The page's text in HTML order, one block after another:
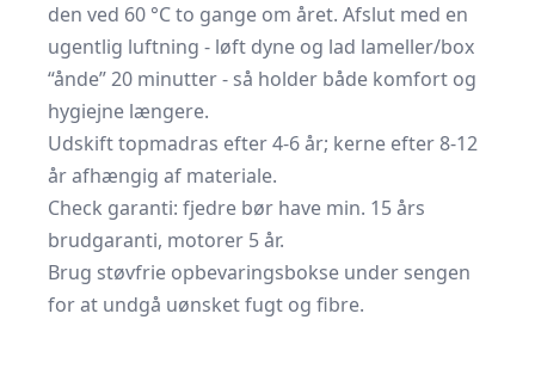
den ved 60 °C to gange om året. Afslut med en
ugentlig luftning - løft dyne og lad lameller/box
“ånde” 20 minutter - så holder både komfort og
hygiejne længere.
Udskift topmadras efter 4-6 år; kerne efter 8-12
år afhængig af materiale.
Check garanti: fjedre bør have min. 15 års
brudgaranti, motorer 5 år.
Brug støvfrie opbevaringsbokse under sengen
for at undgå uønsket fugt og fibre.